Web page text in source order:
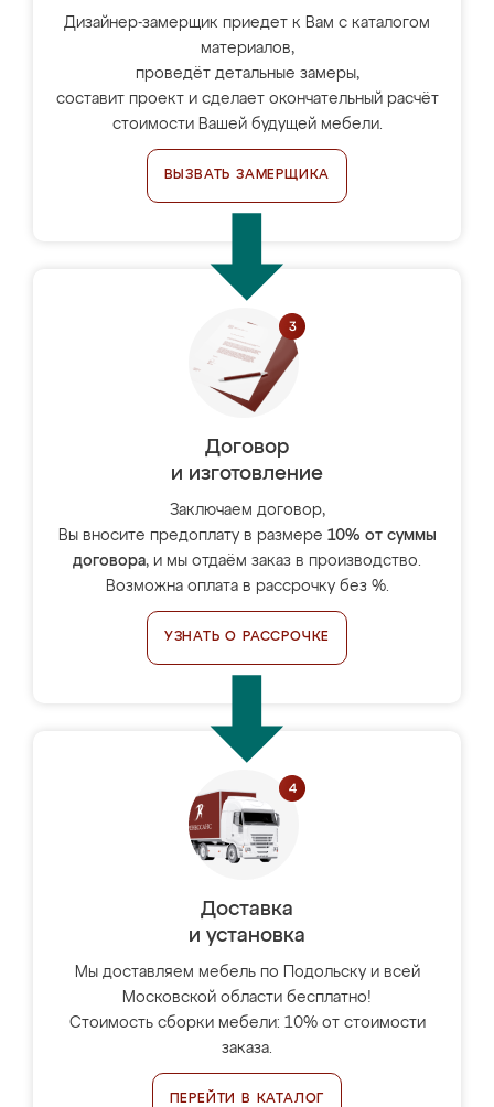
Дизайнер-замерщик приедет к Вам с каталогом
материалов,
проведёт детальные замеры,
составит проект и сделает окончательный расчёт
стоимости Вашей будущей мебели.
ВЫЗВАТЬ ЗАМЕРЩИКА
Договор
и изготовление
Заключаем договор,
Вы вносите предоплату в размере 10% от суммы
договора, и мы отдаём заказ в производство.
Возможна оплата в рассрочку без %.
УЗНАТЬ О РАССРОЧКЕ
Доставка
и установка
Мы доставляем мебель по Подольску и всей
Московской области бесплатно!
Стоимость сборки мебели: 10% от стоимости
заказа.
ПЕРЕЙТИ В КАТАЛОГ